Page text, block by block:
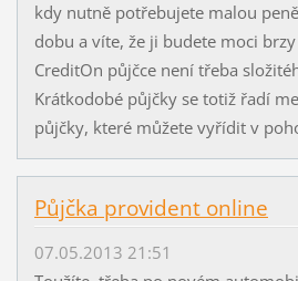
kdy nutně potřebujete malou
dobu a víte, že ji budete moci
CreditOn půjčce není třeba
Krátkodobé půjčky se totiž řadí
půjčky, které můžete vyřídit v
Půjčka provident online
07.05.2013 21:51